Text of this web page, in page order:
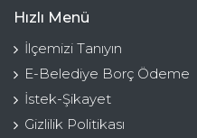
Hızlı Menü
İlçemizi Tanıyın
E-Belediye Borç Ödeme
İstek-Şikayet
Gizlilik Politikası